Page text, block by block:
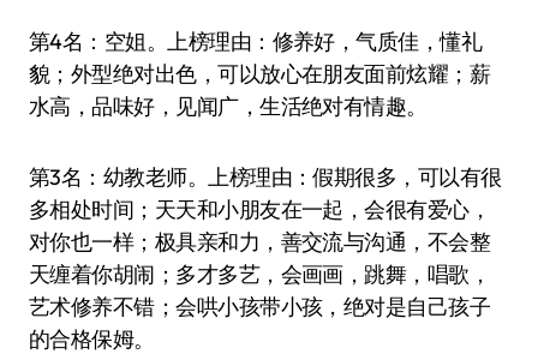
第4名：空姐。上榜理由：修养好，气质佳，懂礼
貌；外型绝对出色，可以放心在朋友面前炫耀；薪
水高，品味好，见闻广，生活绝对有情趣。
第3名：幼教老师。上榜理由：假期很多，可以有很
多相处时间；天天和小朋友在一起，会很有爱心，
对你也一样；极具亲和力，善交流与沟通，不会整
天缠着你胡闹；多才多艺，会画画，跳舞，唱歌，
艺术修养不错；会哄小孩带小孩，绝对是自己孩子
的合格保姆。